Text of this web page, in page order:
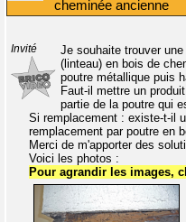
cheminée ancienne
Invité
Je souhaite trouver
(linteau) en bois de
poutre métallique puis
Faut-il mettre un
partie de la poutre qui
Si remplacement : existe-t-il
remplacement par poutre en
Merci de m'apporter des
Voici les photos :
Pour agrandir les images,